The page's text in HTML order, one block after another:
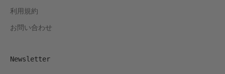
利用規約
お問い合わせ
Newsletter